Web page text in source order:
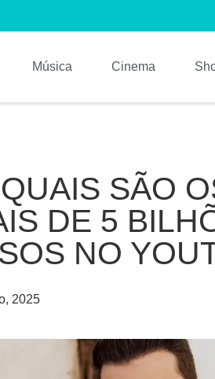
Música Cinema
SÃO
DE 5
NO
2025